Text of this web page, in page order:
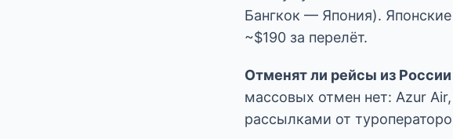
Бангкок — Япония).
~$190 за перелёт.
Отменят ли рейсы из
массовых отмен нет: Azur
рассылками от